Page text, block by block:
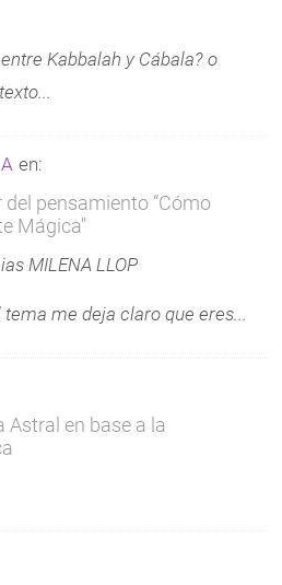
Kabbalah y Cábala? o
en:
del pensamiento “Cómo
Mágica"
MILENA LLOP
me deja claro que eres...
Astral en base a la